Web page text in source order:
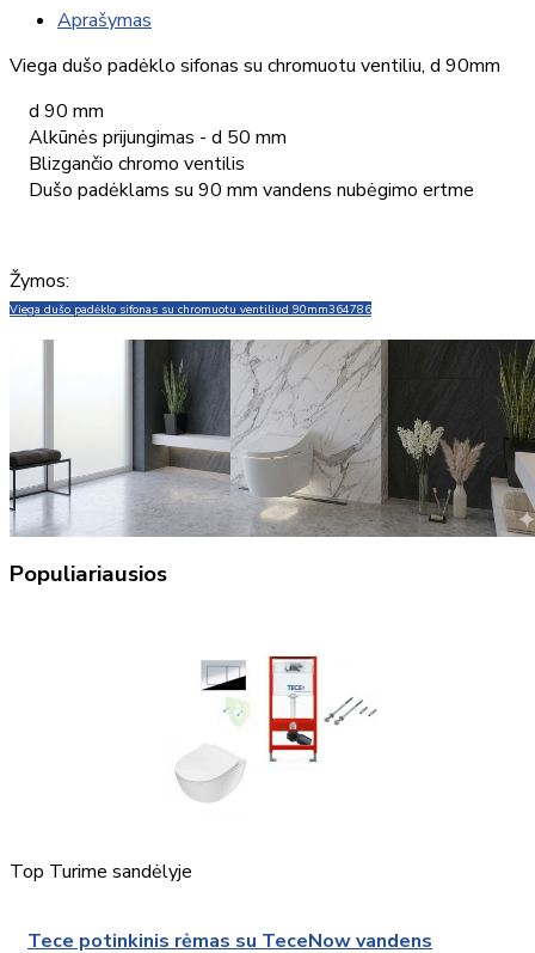
Aprašymas
Viega dušo padėklo sifonas su chromuotu ventiliu, d 90mm
d 90 mm
Alkūnės prijungimas - d 50 mm
Blizgančio chromo ventilis
Dušo padėklams su 90 mm vandens nubėgimo ertme
Žymos:
Viega dušo padėklo sifonas su chromuotu ventiliud 90mm364786
Populiariausios
Top Turime sandėlyje
Tece potinkinis rėmas su TeceNow vandens